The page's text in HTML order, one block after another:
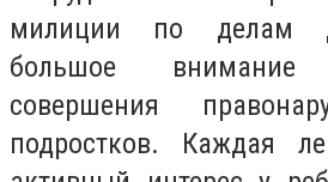
милиции по делам
большое внимание
совершения
подростков. Каждая